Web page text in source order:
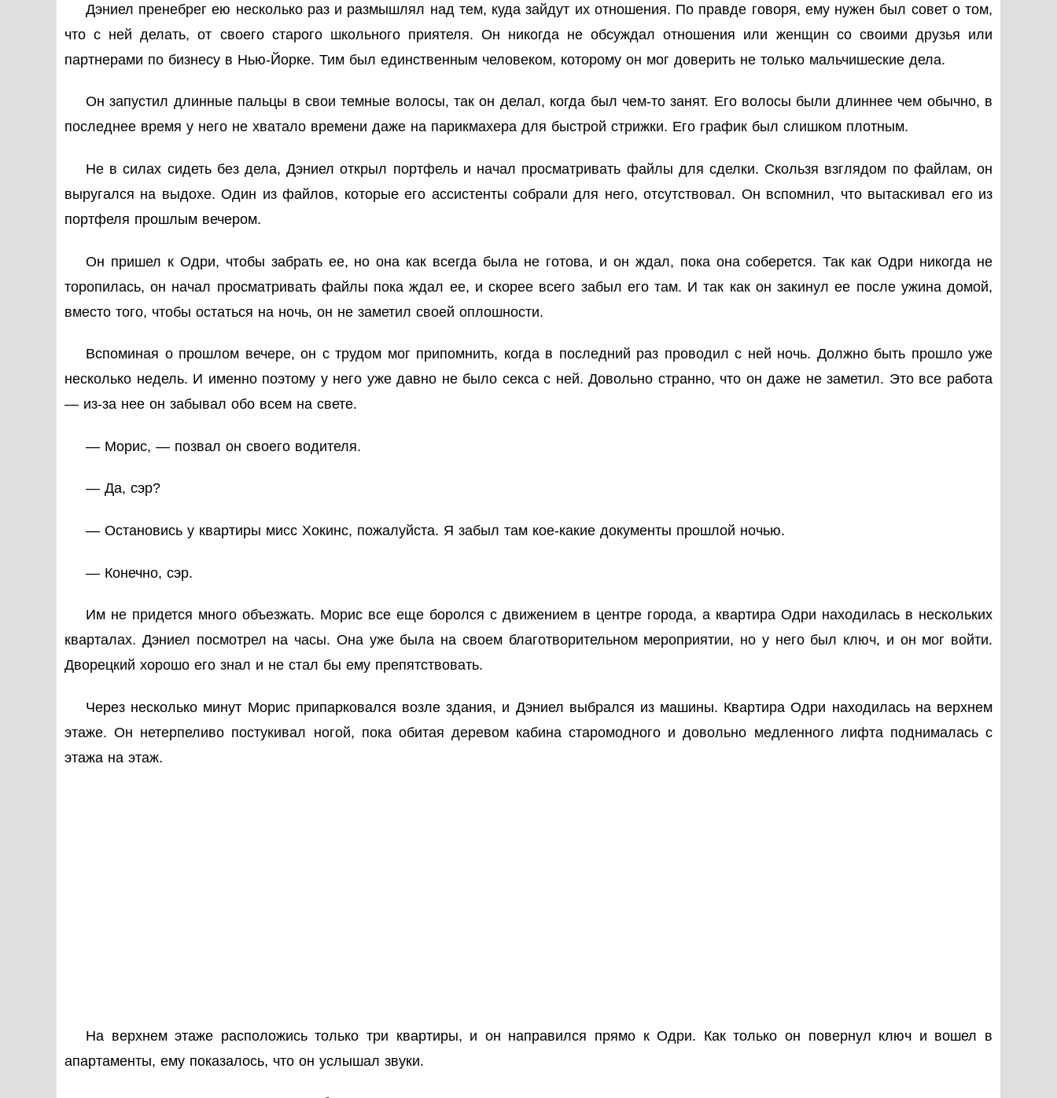
Дэниел пренебрег ею несколько раз и размышлял над тем, куда зайдут их отношения. По правде говоря, ему нужен был совет о том,
что с ней делать, от своего старого школьного приятеля. Он никогда не обсуждал отношения или женщин со своими друзья или
партнерами по бизнесу в Нью-Йорке. Тим был единственным человеком, которому он мог доверить не только мальчишеские дела.
Он запустил длинные пальцы в свои темные волосы, так он делал, когда был чем-то занят. Его волосы были длиннее чем обычно, в
последнее время у него не хватало времени даже на парикмахера для быстрой стрижки. Его график был слишком плотным.
Не в силах сидеть без дела, Дэниел открыл портфель и начал просматривать файлы для сделки. Скользя взглядом по файлам, он
выругался на выдохе. Один из файлов, которые его ассистенты собрали для него, отсутствовал. Он вспомнил, что вытаскивал его из
портфеля прошлым вечером.
Он пришел к Одри, чтобы забрать ее, но она как всегда была не готова, и он ждал, пока она соберется. Так как Одри никогда не
торопилась, он начал просматривать файлы пока ждал ее, и скорее всего забыл его там. И так как он закинул ее после ужина домой,
вместо того, чтобы остаться на ночь, он не заметил своей оплошности.
Вспоминая о прошлом вечере, он с трудом мог припомнить, когда в последний раз проводил с ней ночь. Должно быть прошло уже
несколько недель. И именно поэтому у него уже давно не было секса с ней. Довольно странно, что он даже не заметил. Это все работа
— из-за нее он забывал обо всем на свете.
— Морис, — позвал он своего водителя.
— Да, сэр?
— Остановись у квартиры мисс Хокинс, пожалуйста. Я забыл там кое-какие документы прошлой ночью.
— Конечно, сэр.
Им не придется много объезжать. Морис все еще боролся с движением в центре города, а квартира Одри находилась в нескольких
кварталах. Дэниел посмотрел на часы. Она уже была на своем благотворительном мероприятии, но у него был ключ, и он мог войти.
Дворецкий хорошо его знал и не стал бы ему препятствовать.
Через несколько минут Морис припарковался возле здания, и Дэниел выбрался из машины. Квартира Одри находилась на верхнем
этаже. Он нетерпеливо постукивал ногой, пока обитая деревом кабина старомодного и довольно медленного лифта поднималась с
этажа на этаж.
На верхнем этаже расположись только три квартиры, и он направился прямо к Одри. Как только он повернул ключ и вошел в
апартаменты, ему показалось, что он услышал звуки.